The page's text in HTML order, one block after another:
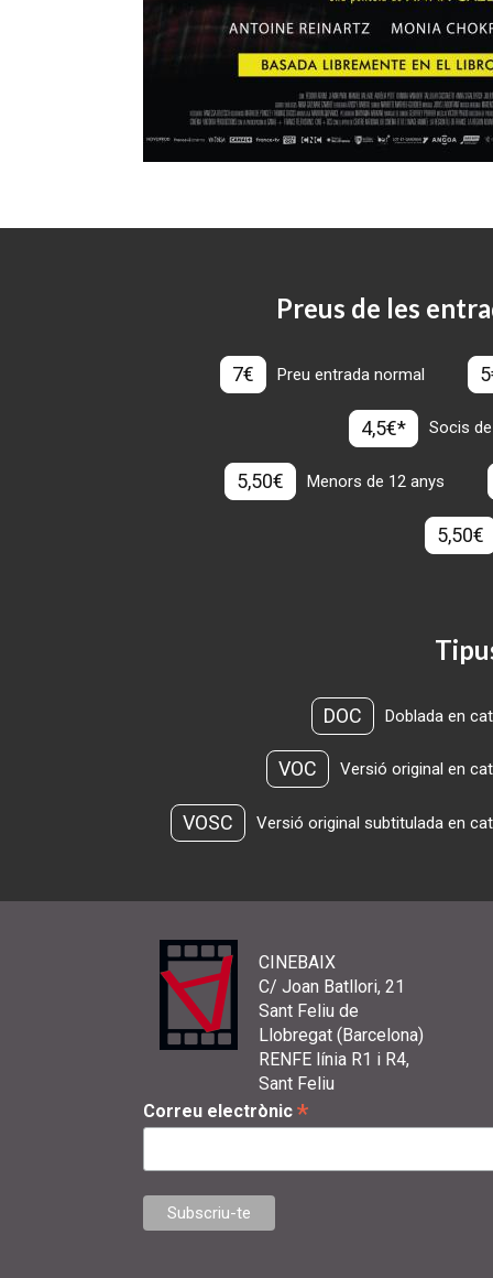
Preus de les
7€ Preu entrada normal
4,5€* Socis
5,50€ Menors de 12 anys
5,50€
DOC Doblada en
VOC Versió original en
VOSC Versió original subtitulada en
CINEBAIX
C/ Joan Batllori, 21
Sant Feliu de
Llobregat (Barcelona)
RENFE línia R1 i R4,
Sant Feliu
Correu electrònic *